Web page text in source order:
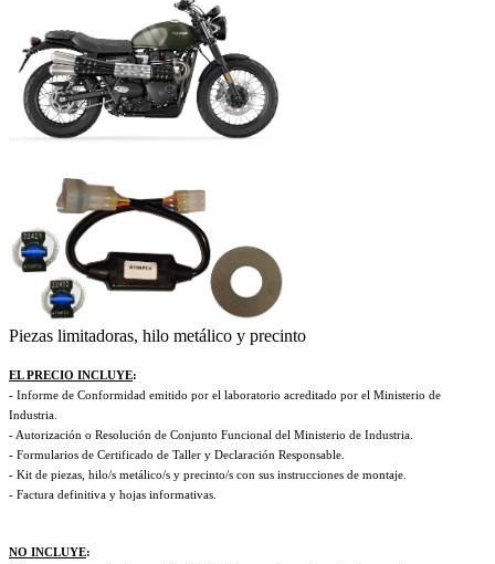
Piezas limitadoras, hilo metálico y precinto
EL PRECIO INCLUYE:
- Informe de Conformidad emitido por el laboratorio acreditado por el Ministerio de
Industria.
- Autorización o Resolución de Conjunto Funcional del Ministerio de Industria.
- Formularios de Certificado de Taller y Declaración Responsable.
- Kit de piezas, hilo/s metálico/s y precinto/s con sus instrucciones de montaje.
- Factura definitiva y hojas informativas.
NO INCLUYE: